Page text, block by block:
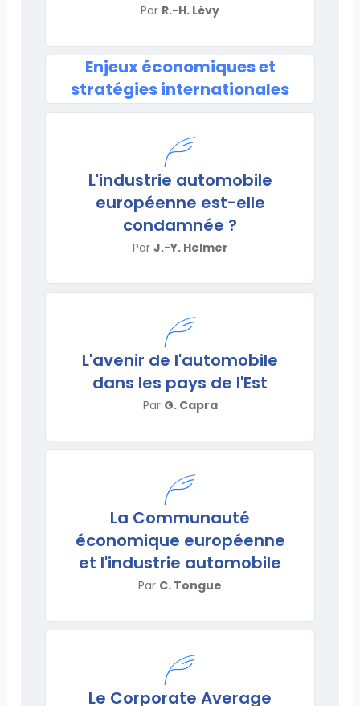
Par R.-H. Lévy
Enjeux économiques et
stratégies internationales
L'industrie automobile
européenne est-elle
condamnée ?
Par J.-Y. Helmer
L'avenir de l'automobile
dans les pays de l'Est
Par G. Capra
La Communauté
économique européenne
et l'industrie automobile
Par C. Tongue
Le Corporate Average